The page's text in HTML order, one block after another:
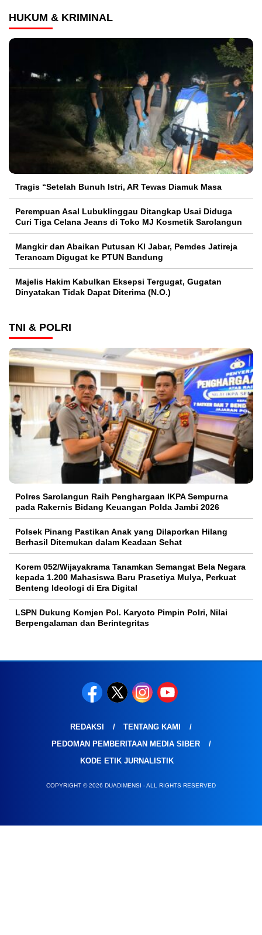
HUKUM & KRIMINAL
Tragis “Setelah Bunuh Istri, AR Tewas Diamuk Masa
Perempuan Asal Lubuklinggau Ditangkap Usai Diduga
Curi Tiga Celana Jeans di Toko MJ Kosmetik Sarolangun
Mangkir dan Abaikan Putusan KI Jabar, Pemdes Jatireja
Terancam Digugat ke PTUN Bandung
Majelis Hakim Kabulkan Eksepsi Tergugat, Gugatan
Dinyatakan Tidak Dapat Diterima (N.O.)
TNI & POLRI
Polres Sarolangun Raih Penghargaan IKPA Sempurna
pada Rakernis Bidang Keuangan Polda Jambi 2026
Polsek Pinang Pastikan Anak yang Dilaporkan Hilang
Berhasil Ditemukan dalam Keadaan Sehat
Korem 052/Wijayakrama Tanamkan Semangat Bela Negara
kepada 1.200 Mahasiswa Baru Prasetiya Mulya, Perkuat
Benteng Ideologi di Era Digital
LSPN Dukung Komjen Pol. Karyoto Pimpin Polri, Nilai
Berpengalaman dan Berintegritas
REDAKSI
TENTANG KAMI
PEDOMAN PEMBERITAAN MEDIA SIBER
KODE ETIK JURNALISTIK
COPYRIGHT © 2026 DUADIMENSI - ALL RIGHTS RESERVED